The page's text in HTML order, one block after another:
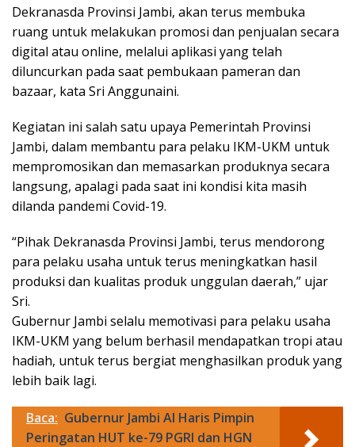
Dekranasda Provinsi Jambi, akan terus membuka
ruang untuk melakukan promosi dan penjualan secara
digital atau online, melalui aplikasi yang telah
diluncurkan pada saat pembukaan pameran dan
bazaar, kata Sri Anggunaini.
Kegiatan ini salah satu upaya Pemerintah Provinsi
Jambi, dalam membantu para pelaku IKM-UKM untuk
mempromosikan dan memasarkan produknya secara
langsung, apalagi pada saat ini kondisi kita masih
dilanda pandemi Covid-19.
“Pihak Dekranasda Provinsi Jambi, terus mendorong
para pelaku usaha untuk terus meningkatkan hasil
produksi dan kualitas produk unggulan daerah,” ujar
Sri.
Gubernur Jambi selalu memotivasi para pelaku usaha
IKM-UKM yang belum berhasil mendapatkan tropi atau
hadiah, untuk terus bergiat menghasilkan produk yang
lebih baik lagi.
Baca: Gubernur Jambi Al Haris Pimpin
Peringatan HUT ke-79 PGRI dan HGN